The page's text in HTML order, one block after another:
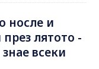
носле и
лятотo -
всеки